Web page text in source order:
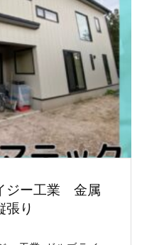
ジー工業 金属
り